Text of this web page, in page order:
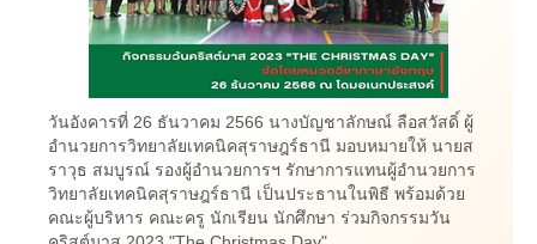
วันอังคารที่ 26 ธันวาคม 2566 นางบัญชาลักษณ์ ลือสวัสดิ์ ผู้
อำนวยการวิทยาลัยเทคนิคสุราษฎร์ธานี มอบหมายให้ นายส
ราวุธ สมบูรณ์ รองผู้อำนวยการฯ รักษาการแทนผู้อำนวยการ
วิทยาลัยเทคนิคสุราษฎร์ธานี เป็นประธานในพิธี พร้อมด้วย
คณะผู้บริหาร คณะครู นักเรียน นักศึกษา ร่วมกิจกรรมวัน